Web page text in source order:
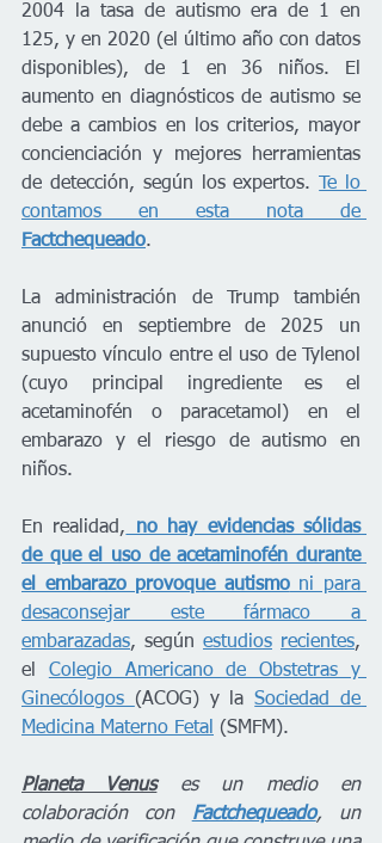
2004 la tasa de autismo era de 1 en
125, y en 2020 (el último año con datos
disponibles), de 1 en 36 niños. El
aumento en diagnósticos de autismo se
debe a cambios en los criterios, mayor
concienciación y mejores herramientas
de detección, según los expertos.
Te lo
Factchequeado.
La administración de Trump también
anunció en septiembre de 2025 un
supuesto vínculo entre el uso de Tylenol
(cuyo principal ingrediente es el
acetaminofén o paracetamol) en el
embarazo y el riesgo de autismo en
niños.
En realidad, no hay evidencias sólidas
de que el uso de acetaminofén durante
el embarazo provoque autismo ni para
desaconsejar este fármaco a
embarazadas, según estudios recientes,
el Colegio Americano de Obstetras y
Ginecólogos (ACOG) y la Sociedad de
Medicina Materno Fetal
(SMFM).
Planeta Venus es un medio en
colaboración con Factchequeado, un